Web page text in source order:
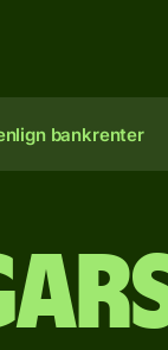
bankrenter